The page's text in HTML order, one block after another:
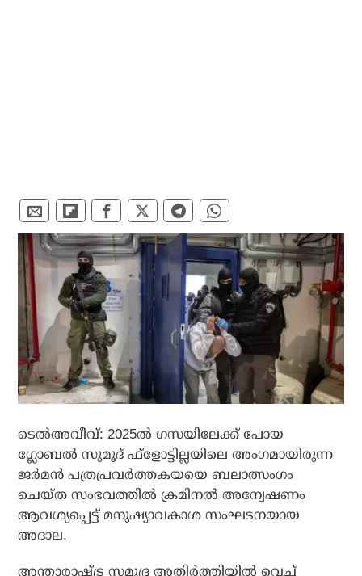
ടെല്‍അവീവ്: 2025ല്‍ ഗസയിലേക്ക് പോയ
ഗ്ലോബല്‍ സുമൂദ് ഫ്‌ളോട്ടില്ലയിലെ അംഗമായിരുന്ന
ജര്‍മന്‍ പത്രപ്രവര്‍ത്തകയയെ ബലാത്സംഗം
ചെയ്ത സംഭവത്തില്‍ ക്രമിനല്‍ അന്വേഷണം
ആവശ്യപ്പെട്ട് മനുഷ്യാവകാശ സംഘടനയായ
അദാല.
അന്താരാഷ്ട്ര സമുദ്ര അതിര്‍ത്തിയില്‍ വെച്ച്